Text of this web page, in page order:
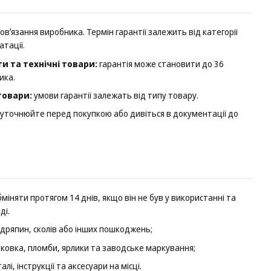
виробника. Термін гарантії залежить від категорії
та технічні товари:гарантія може становити до 36
умови гарантії залежать від типу товару.
перед покупкою або дивіться в документації до
протягом 14 днів, якщо він не був у використанні та
сколів або інших пошкоджень;
пломби, ярлики та заводське маркування;
інструкції та аксесуари на місці.